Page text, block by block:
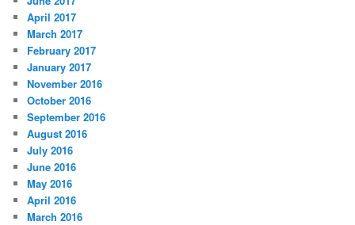
April 2017
March 2017
February 2017
January 2017
November 2016
October 2016
September 2016
August 2016
July 2016
June 2016
May 2016
April 2016
March 2016